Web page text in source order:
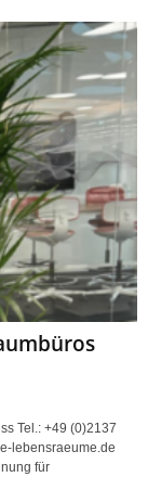
Tel.: +49 (0)2137
lebensraeume.de
für